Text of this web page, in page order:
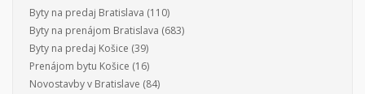
Byty na predaj Bratislava (110)
Byty na prenájom Bratislava (683)
Byty na predaj Košice (39)
Prenájom bytu Košice (16)
Novostavby v Bratislave (84)